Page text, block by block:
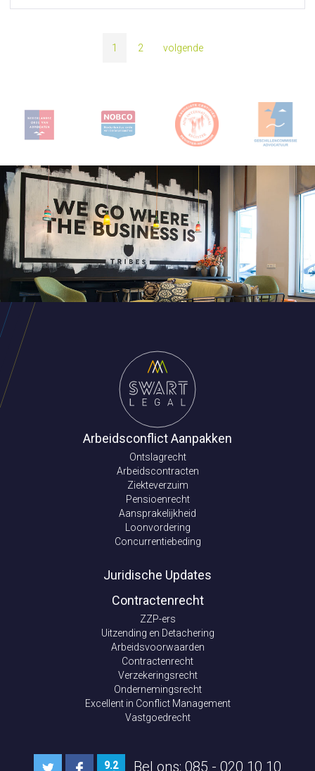
1 2 volgende
Arbeidsconflict Aanpakken
Ontslagrecht
Arbeidscontracten
Ziekteverzuim
Pensioenrecht
Aansprakelijkheid
Loonvordering
Concurrentiebeding
Juridische Updates
Contractenrecht
ZZP-ers
Uitzending en Detachering
Arbeidsvoorwaarden
Contractenrecht
Verzekeringsrecht
Ondernemingsrecht
Excellent in Conflict Management
Vastgoedrecht
9.2 Bel ons: 085 - 020 10 10